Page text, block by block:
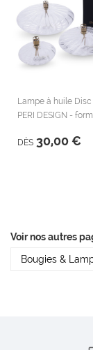
Lampe à huile
PERI DESIGN -
DÈS 30,00 €
Voir nos autres
Bougies &